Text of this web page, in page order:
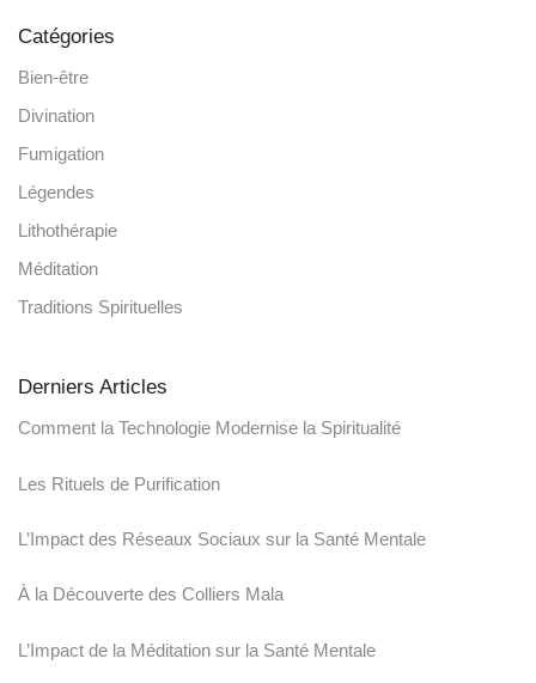
Catégories
Bien-être
Divination
Fumigation
Légendes
Lithothérapie
Méditation
Traditions Spirituelles
Derniers Articles
Comment la Technologie Modernise la Spiritualité
Les Rituels de Purification
L’Impact des Réseaux Sociaux sur la Santé Mentale
À la Découverte des Colliers Mala
L’Impact de la Méditation sur la Santé Mentale